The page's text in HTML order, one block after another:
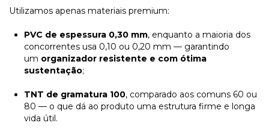
Utilizamos apenas materiais premium:
PVC de espessura 0,30 mm, enquanto a maioria dos
concorrentes usa 0,10 ou 0,20 mm — garantindo
um organizador resistente e com ótima
sustentação;
TNT de gramatura 100, comparado aos comuns 60 ou
80 — o que dá ao produto uma estrutura firme e longa
vida útil.